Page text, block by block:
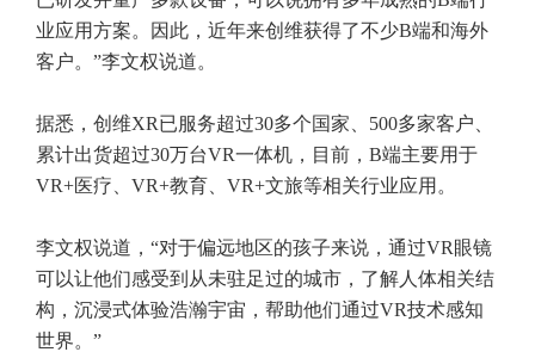
业应用方案。因此，近年来创维获得了不少B端和海外
客户。”李文权说道。
据悉，创维XR已服务超过30多个国家、500多家客户、
累计出货超过30万台VR一体机，目前，B端主要用于
VR+医疗、VR+教育、VR+文旅等相关行业应用。
李文权说道，“对于偏远地区的孩子来说，通过VR眼镜
可以让他们感受到从未驻足过的城市，了解人体相关结
构，沉浸式体验浩瀚宇宙，帮助他们通过VR技术感知
世界。”